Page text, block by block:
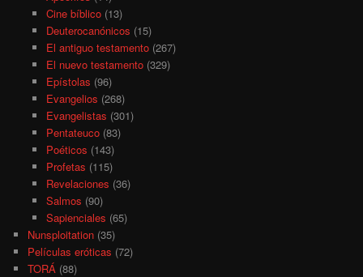
Cine bíblico(13)
Deuterocanónicos (15)
El antiguo testamento(267)
El nuevo testamento(329)
Epístolas (96)
Evangelios (268)
Evangelistas (301)
Pentateuco(83)
Poéticos (143)
Profetas (115)
Revelaciones (36)
Salmos (90)
Sapienciales (65)
Nunsploitation (35)
Películas eróticas (72)
TORÁ (88)